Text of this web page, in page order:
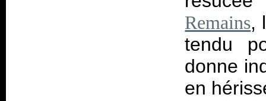
Remains,
tendu
donne
en